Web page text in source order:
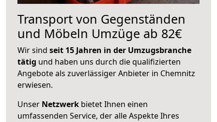
Transport von Gegenständen
und Möbeln Umzüge ab 82€
Wir sind seit 15 Jahren in der Umzugsbranche
tätig und haben uns durch die qualifizierten
Angebote als zuverlässiger Anbieter in Chemnitz
erwiesen.
Unser Netzwerk bietet Ihnen einen
umfassenden Service, der alle Aspekte Ihres